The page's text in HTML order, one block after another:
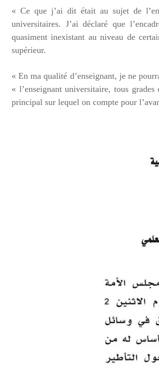
« Ce que j’ai dit était au sujet de
universitaires. J’ai déclaré que
quasiment inexistant au niveau de
supérieur.
« En ma qualité d’enseignant, je ne
« l’enseignant universitaire, tous
principal sur lequel on compte pour